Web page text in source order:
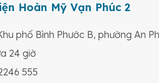
Hoàn Mỹ Vạn Phúc 2
phố Bình Phước B, phường An
24 giờ
555